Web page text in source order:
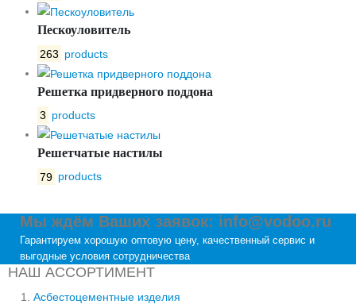
Пескоуловитель
263 products
Решетка придверного поддона
3 products
Решетчатые настилы
79 products
Мы ждём Ваших заявок: info@vodoo.ru
Гарантируем хорошую оптовую цену, качественный сервис и
выгодные условия сотрудничества
НАШ АССОРТИМЕНТ
Асбестоцементные изделия